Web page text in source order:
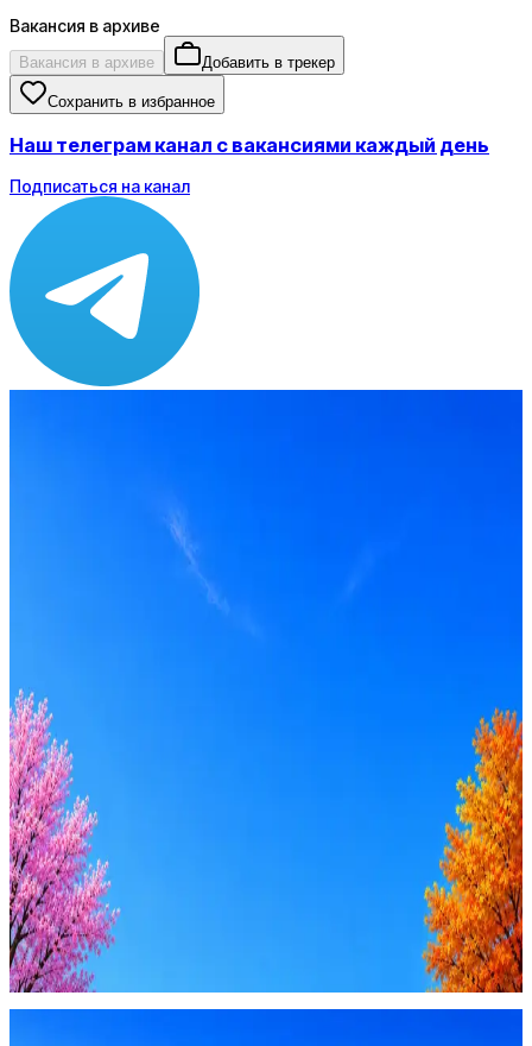
Вакансия в архиве
Вакансия в архиве Добавить в трекер
Сохранить в избранное
Наш телеграм канал с вакансиями каждый день
Подписаться на канал
Оффер быстрее с Эйч
Будьте осторожны: если работодатель просит войти через
Google, iCloud или Госуслуги, прислать код или пароль,
запустить ПО или перевести деньги — это мошенники.
Жмите Пожаловаться